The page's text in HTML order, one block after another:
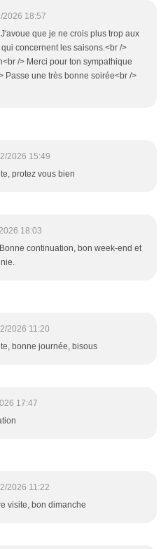
2026 18:57
que je ne crois plus trop aux
concernent les saisons.<br />
/> Merci pour ton sympathique
Passe une très bonne soirée<br />
2026 15:49
protez vous bien
18:03
continuation, bon week-end et
2026 11:20
bonne journée, bisous
17:47
2026 11:22
visite, bon dimanche